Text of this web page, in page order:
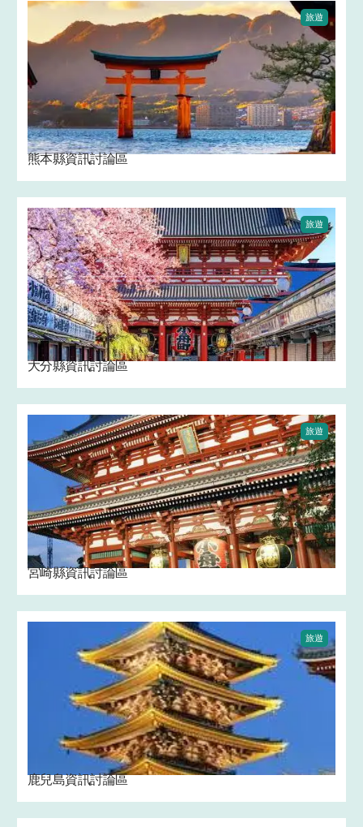
旅遊
熊本縣資訊討論區
旅遊
大分縣資訊討論區
旅遊
宮崎縣資訊討論區
旅遊
鹿兒島資訊討論區